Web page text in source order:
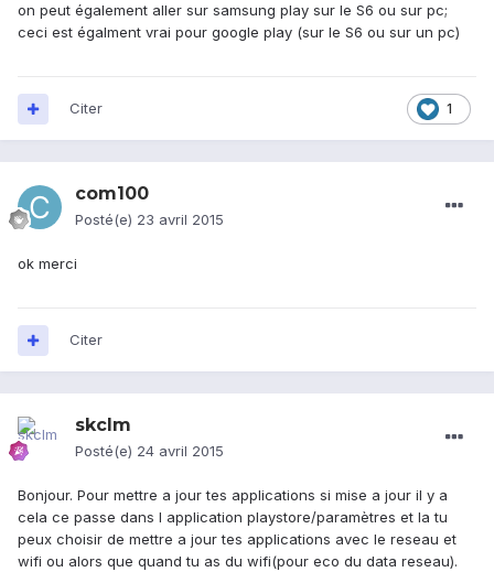
on peut également aller sur samsung play sur le S6 ou sur pc;
ceci est égalment vrai pour google play (sur le S6 ou sur un pc)
1
Citer
com100
Posté(e) 23 avril 2015
ok merci
Citer
skclm
Posté(e) 24 avril 2015
Bonjour. Pour mettre a jour tes applications si mise a jour il y a
cela ce passe dans l application playstore/paramètres et la tu
peux choisir de mettre a jour tes applications avec le reseau et
wifi ou alors que quand tu as du wifi(pour eco du data reseau).